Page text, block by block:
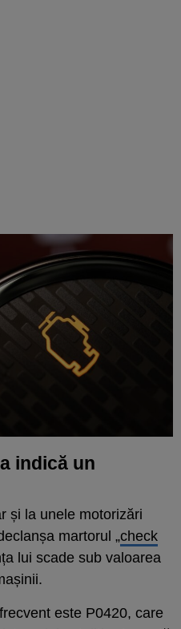
indică un
și la unele motorizări
martorul „check
lui scade sub valoarea
este P0420, care